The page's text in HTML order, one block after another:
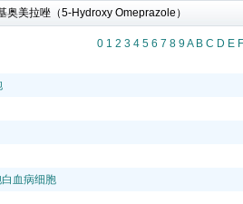
奥美拉唑（5-Hydroxy Omeprazole）
0 1 2 3 4 5 6 7 8 9 A B C D E F
血病细胞